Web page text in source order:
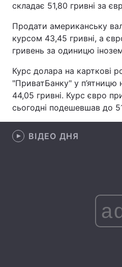
Економіка
Спорт
Техно і зв'язок
Зброя
Здоров'я
Екологія
складає 51,80 гривні за
Продати американську
курсом 43,45 гривні, а
гривень за одиницю
Курс долара на карткові
"ПриватБанку" у п’ятницю
44,05 гривні. Курс євро
сьогодні подешевшав до
ВІДЕО ДНЯ